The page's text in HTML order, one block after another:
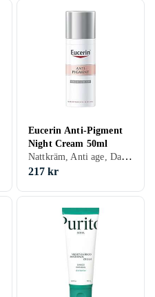
Eucerin Anti-Pigment
Night Cream 50ml
Nattkräm, Anti age, Dam, Anti-redness, Anti-blemish, Mjukgörande, Återfuktande, Lyster, Regenererande, Närande, Upplysande, Blandad, Alla, Mogen
217 kr